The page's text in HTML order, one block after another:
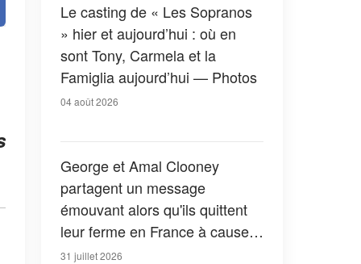
Le casting de « Les Sopranos
» hier et aujourd’hui : où en
sont Tony, Carmela et la
Famiglia aujourd’hui — Photos
04 août 2026
George et Amal Clooney
partagent un message
émouvant alors qu'ils quittent
leur ferme en France à cause
des feux de forêt — Tous les
31 juillet 2026